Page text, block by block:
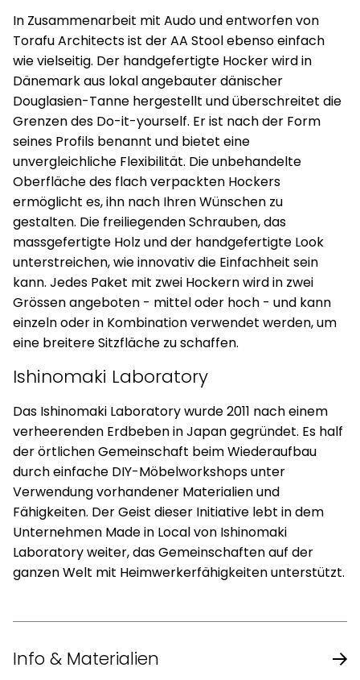
In Zusammenarbeit mit Audo und entworfen von
Torafu Architects ist der AA Stool ebenso einfach
wie vielseitig. Der handgefertigte Hocker wird in
Dänemark aus lokal angebauter dänischer
Douglasien-Tanne hergestellt und überschreitet die
Grenzen des Do-it-yourself. Er ist nach der Form
seines Profils benannt und bietet eine
unvergleichliche Flexibilität. Die unbehandelte
Oberfläche des flach verpackten Hockers
ermöglicht es, ihn nach Ihren Wünschen zu
gestalten. Die freiliegenden Schrauben, das
massgefertigte Holz und der handgefertigte Look
unterstreichen, wie innovativ die Einfachheit sein
kann. Jedes Paket mit zwei Hockern wird in zwei
Grössen angeboten - mittel oder hoch - und kann
einzeln oder in Kombination verwendet werden, um
eine breitere Sitzfläche zu schaffen.
Ishinomaki Laboratory
Das Ishinomaki Laboratory wurde 2011 nach einem
verheerenden Erdbeben in Japan gegründet. Es half
der örtlichen Gemeinschaft beim Wiederaufbau
durch einfache DIY-Möbelworkshops unter
Verwendung vorhandener Materialien und
Fähigkeiten. Der Geist dieser Initiative lebt in dem
Unternehmen Made in Local von Ishinomaki
Laboratory weiter, das Gemeinschaften auf der
ganzen Welt mit Heimwerkerfähigkeiten unterstützt.
Info & Materialien